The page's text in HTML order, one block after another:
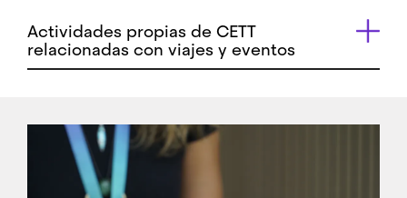
Actividades propias de CETT
relacionadas con viajes y eventos
Imagen